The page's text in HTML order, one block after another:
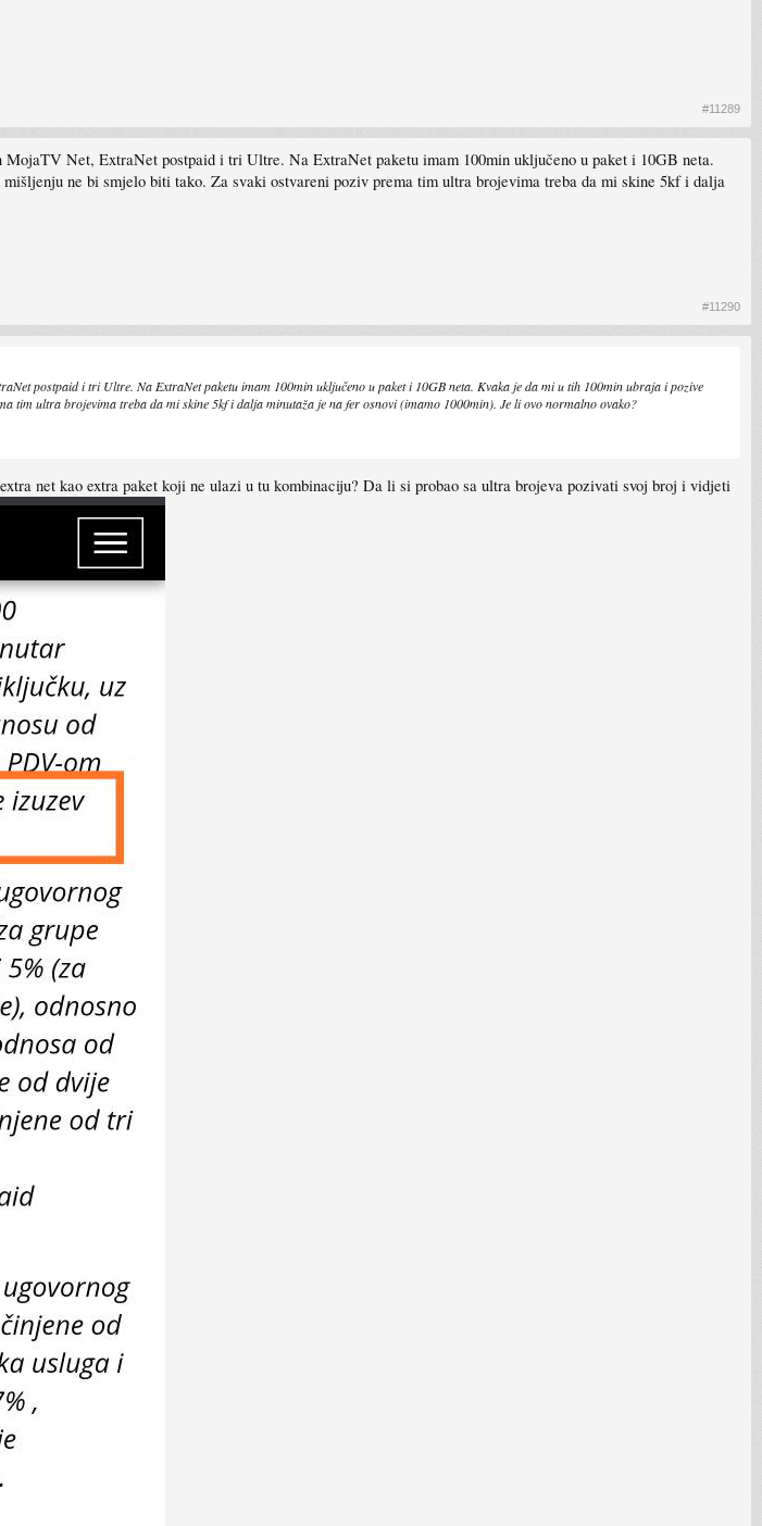
#11289
Net, ExtraNet postpaid i tri Ultre. Na ExtraNet paketu imam 100min uključeno u paket i 10GB neta.
ne bi smjelo biti tako. Za svaki ostvareni poziv prema tim ultra brojevima treba da mi skine 5kf i dalja
#11290
postpaid i tri Ultre. Na ExtraNet paketu imam 100min uključeno u paket i 10GB neta. Kvaka je da mi u tih 100min ubraja i pozive
tim ultra brojevima treba da mi skine 5kf i dalja minutaža je na fer osnovi (imamo 1000min). Je li ovo normalno ovako?
net kao extra paket koji ne ulazi u tu kombinaciju? Da li si probao sa ultra brojeva pozivati svoj broj i vidjeti